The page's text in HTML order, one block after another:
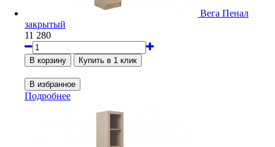
Вега Пенал
закрытый
11 280
Подробнее